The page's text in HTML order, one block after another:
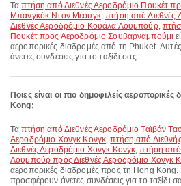
Ταπτήση από Διεθνές Αεροδρόμιο Πουκέτ
Μπανγκόκ Ντον Μέουγκ,πτήση από Διεθνές
Διεθνές Αεροδρόμιο Κουάλα Λουμπούρ,
Πουκέτ προς Αεροδρόμιο Σουβαρναμπούμι
αεροπορικές διαδρομές από τη Phuket.
άνετες συνδέσεις για το ταξίδι σας.
Ποιες είναι οι πιο δημοφιλείς
Kong;
Ταπτήση από Διεθνές Αεροδρόμιο Ταϊβάν
Αεροδρόμιο Χονγκ Κονγκ,πτήση από
Διεθνές Αεροδρόμιο Χονγκ Κονγκ,πτήση από
Λουμπούρ προς Διεθνές Αεροδρόμιο Χονγκ
αεροπορικές διαδρομές προς τη Hong Kong.
προσφέρουν άνετες συνδέσεις για το ταξίδι